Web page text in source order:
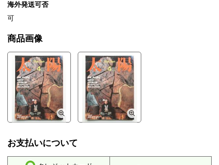
海外発送可否
可
商品画像
お支払いについて